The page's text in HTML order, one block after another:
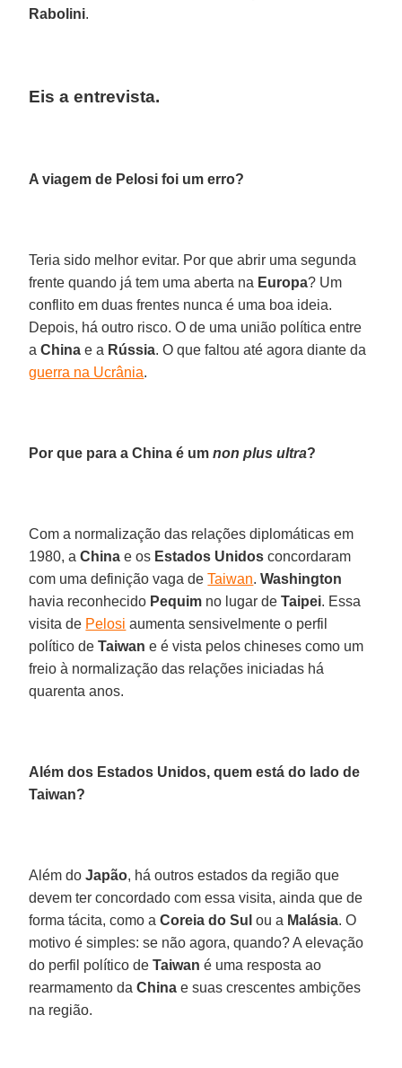
Rabolini.
Eis a entrevista.
A viagem de Pelosi foi um erro?
Teria sido melhor evitar. Por que abrir uma segunda
frente quando já tem uma aberta na Europa? Um
conflito em duas frentes nunca é uma boa ideia.
Depois, há outro risco. O de uma união política entre
aChina e a Rússia. O que faltou até agora diante da
guerra na Ucrânia.
Por que para a China é umnon plus ultra?
Com a normalização das relações diplomáticas em
1980, aChina e os Estados Unidos concordaram
com uma definição vaga deTaiwan.Washington
havia reconhecido Pequim no lugar deTaipei. Essa
visita de Pelosi aumenta sensivelmente o perfil
político deTaiwan e é vista pelos chineses como um
freio à normalização das relações iniciadas há
quarenta anos.
Além dos Estados Unidos, quem está do lado de
Taiwan?
Além doJapão, há outros estados da região que
devem ter concordado com essa visita, ainda que de
forma tácita, como aCoreia do Sul ou a Malásia. O
motivo é simples: se não agora, quando? A elevação
do perfil político deTaiwan é uma resposta ao
rearmamento daChina e suas crescentes ambições
na região.